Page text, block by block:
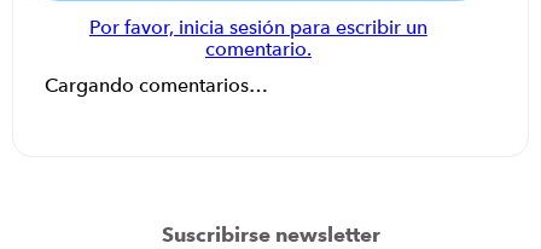
Por favor, inicia sesión para escribir un
comentario.
Cargando comentarios…
Suscribirse newsletter